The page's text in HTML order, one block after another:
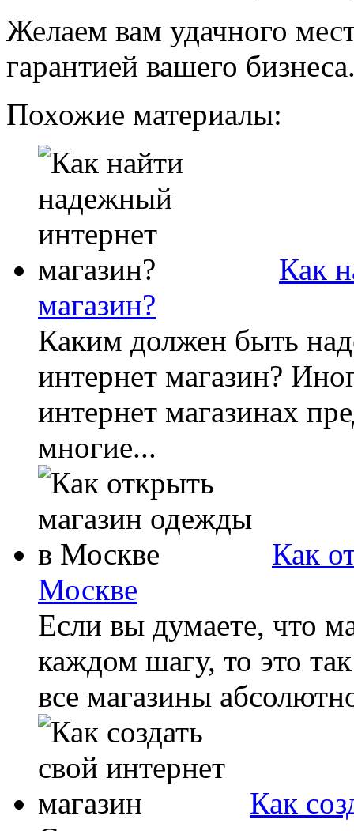
Желаем вам удачного
гарантией вашего
Похожие материалы:
Как
магазин?
Каким должен быть
интернет магазин?
интернет магазинах
многие...
Как
Москве
Если вы думаете, что
каждом шагу, то это
все магазины
Как